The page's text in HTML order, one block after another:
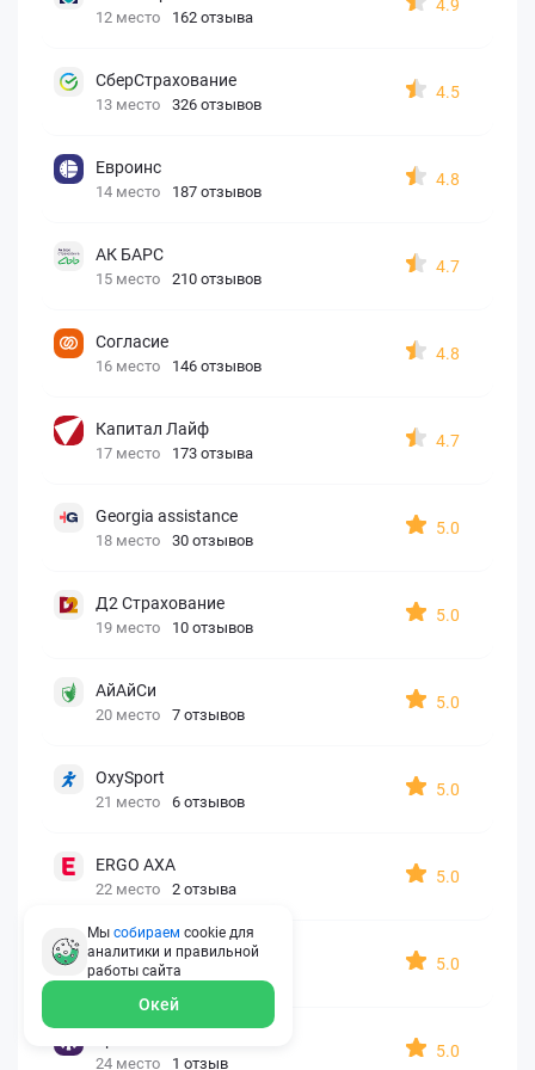
12 место 162 отзыва
4.9
СберСтрахование
13 место 326 отзывов
4.5
Евроинс
14 место 187 отзывов
4.8
АК БАРС
15 место 210 отзывов
4.7
Согласие
16 место 146 отзывов
4.8
Капитал Лайф
17 место 173 отзыва
4.7
Georgia assistance
18 место 30 отзывов
5.0
Д2 Страхование
19 место 10 отзывов
5.0
АйАйСи
20 место 7 отзывов
5.0
OxySport
21 место 6 отзывов
5.0
ERGO AXA
22 место 2 отзыва
5.0
Oxy Travel Premium
23 место 1 отзыв
5.0
24 место 1 отзыв
5.0
Мы собираем cookie для
аналитики и правильной
работы сайта
Окей